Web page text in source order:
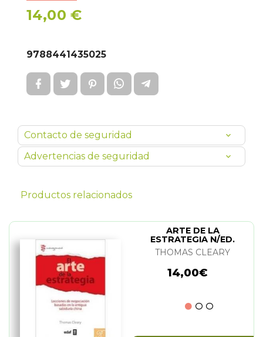
14,00 €
9788441435025
Contacto de seguridad
Advertencias de seguridad
Productos relacionados
ARTE DE LA
ESTRATEGIA N/ED.
THOMAS CLEARY
14,00€